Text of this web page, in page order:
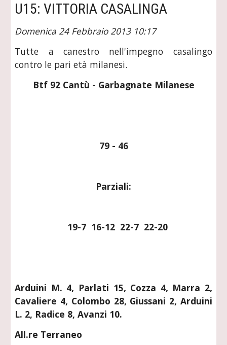
U15: VITTORIA CASALINGA
Domenica 24 Febbraio 2013 10:17
Tutte a canestro nell'impegno casalingo
contro le pari età milanesi.
Btf 92 Cantù - Garbagnate Milanese
79 - 46
Parziali:
   19-7  16-12  22-7  22-20
Arduini M. 4, Parlati 15, Cozza 4, Marra 2,
Cavaliere 4, Colombo 28, Giussani 2, Arduini
L. 2, Radice 8, Avanzi 10.
All.re Terraneo